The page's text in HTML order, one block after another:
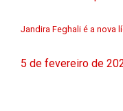
Jandira Feghali é a nova
5 de fevereiro de